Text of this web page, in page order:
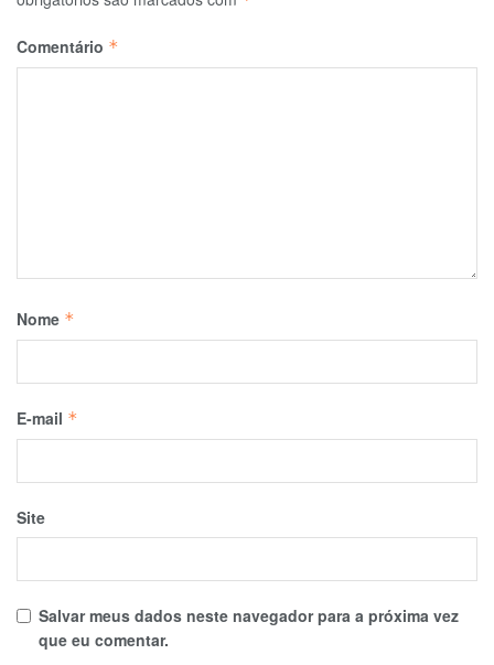
Comentário *
Nome *
E-mail *
Site
Salvar meus dados neste navegador para a próxima vez
que eu comentar.